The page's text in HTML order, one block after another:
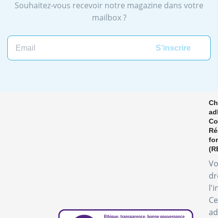
Souhaitez-vous recevoir notre magazine dans votre
mailbox ?